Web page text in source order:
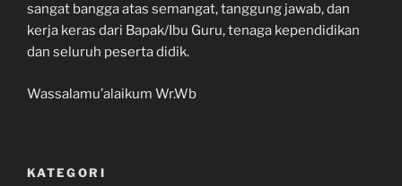
sangat bangga atas semangat, tanggung jawab, dan
kerja keras dari Bapak/Ibu Guru, tenaga kependidikan
dan seluruh peserta didik.
Wassalamu’alaikum Wr.Wb
KATEGORI